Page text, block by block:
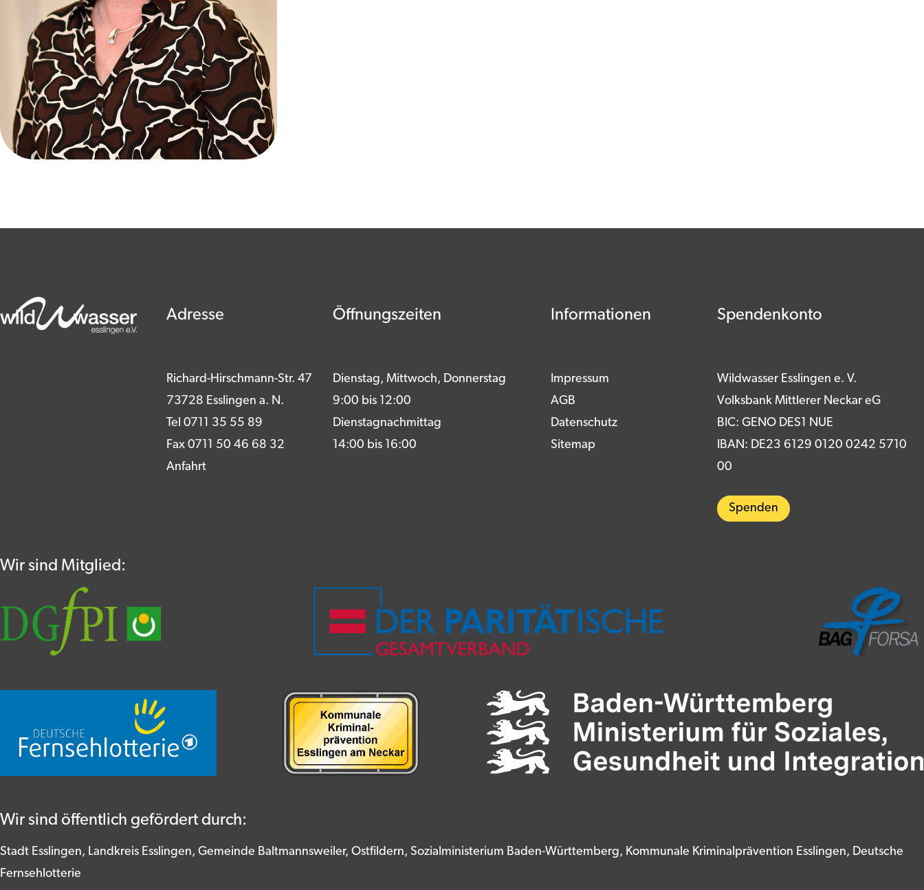
Adresse Öffnungszeiten Informationen Spendenkonto
Richard-Hirschmann-Str. 47
73728 Esslingen a. N.
Tel 0711 35 55 89
Fax 0711 50 46 68 32
Anfahrt
Dienstag, Mittwoch, Donnerstag
9:00 bis 12:00
Dienstagnachmittag
14:00 bis 16:00
Impressum
AGB
Datenschutz
Sitemap
Wildwasser Esslingen e. V.
Volksbank Mittlerer Neckar eG
BIC: GENO DES1 NUE
IBAN: DE23 6129 0120 0242 5710
00
Spenden
Wir sind Mitglied:
Wir sind öffentlich gefördert durch:
Stadt Esslingen, Landkreis Esslingen, Gemeinde Baltmannsweiler, Ostfildern, Sozialministerium Baden-Württemberg, Kommunale Kriminalprävention Esslingen, Deutsche
Fernsehlotterie